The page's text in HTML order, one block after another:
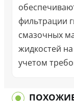
фильтрации
смазочных
жидкостей
учетом